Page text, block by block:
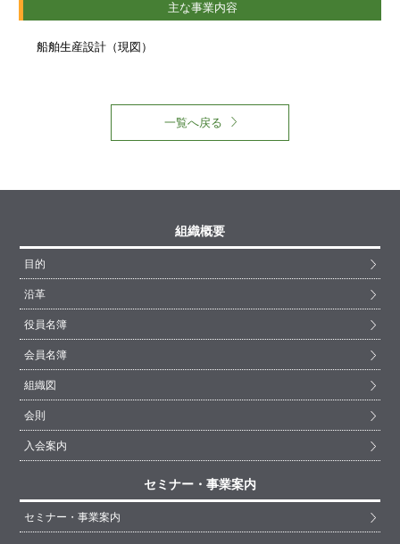
主な事業内容
船舶生産設計（現図）
一覧へ戻る
組織概要
目的
沿革
役員名簿
会員名簿
組織図
会則
入会案内
セミナー・事業案内
セミナー・事業案内